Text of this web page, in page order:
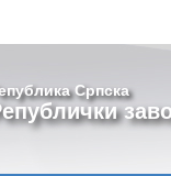
Српска